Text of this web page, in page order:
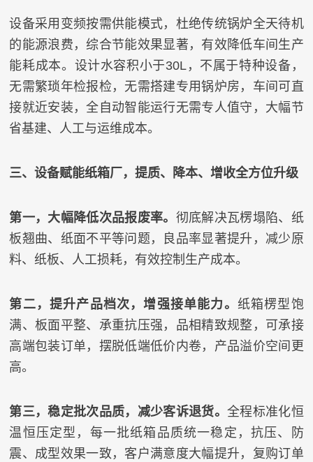
设备采用变频按需供能模式，杜绝传统锅炉全天待机
的能源浪费，综合节能效果显著，有效降低车间生产
能耗成本。设计水容积小于30L，不属于特种设备，
无需繁琐年检报检，无需搭建专用锅炉房，车间可直
接就近安装，全自动智能运行无需专人值守，大幅节
省基建、人工与运维成本。
三、设备赋能纸箱厂，提质、降本、增收全方位升级
第一，大幅降低次品报废率。 彻底解决瓦楞塌陷、纸
板翘曲、纸面不平等问题，良品率显著提升，减少原
料、纸板、人工损耗，有效控制生产成本。
第二，提升产品档次，增强接单能力。 纸箱楞型饱
满、板面平整、承重抗压强，品相精致规整，可承接
高端包装订单，摆脱低端低价内卷，产品溢价空间更
高。
第三，稳定批次品质，减少客诉退货。 全程标准化恒
温恒压定型，每一批纸箱品质统一稳定，抗压、防
震、成型效果一致，客户满意度大幅提升，复购订单